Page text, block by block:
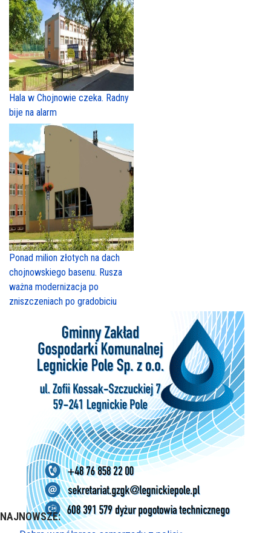
Hala w Chojnowie czeka. Radny
bije na alarm
Ponad milion złotych na dach
chojnowskiego basenu. Rusza
ważna modernizacja po
zniszczeniach po gradobiciu
NAJNOWSZE: